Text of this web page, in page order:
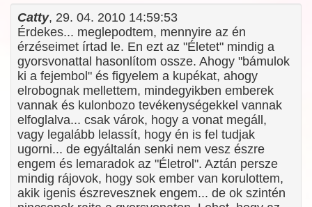
Catty, 29. 04. 2010 14:59:53
Érdekes... meglepodtem, mennyire az én
érzéseimet írtad le. En ezt az "Életet" mindig a
gyorsvonattal hasonlítom ossze. Ahogy "bámulok
ki a fejembol" és figyelem a kupékat, ahogy
elrobognak mellettem, mindegyikben emberek
vannak és kulonbozo tevékenységekkel vannak
elfoglalva... csak várok, hogy a vonat megáll,
vagy legalább lelassít, hogy én is fel tudjak
ugorni... de egyáltalán senki nem vesz észre
engem és lemaradok az "Életrol". Aztán persze
mindig rájovok, hogy sok ember van korulottem,
akik igenis észrevesznek engem... de ok szintén